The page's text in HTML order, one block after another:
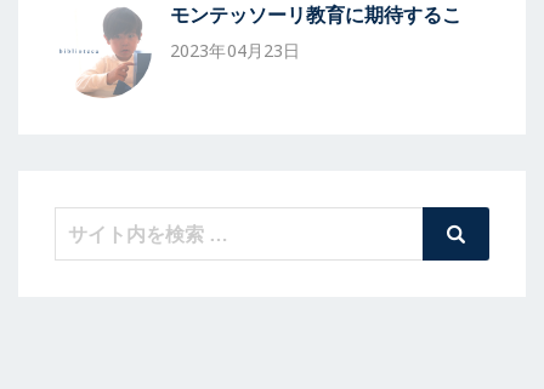
モンテッソーリ教育に期待するこ
2023年04月23日